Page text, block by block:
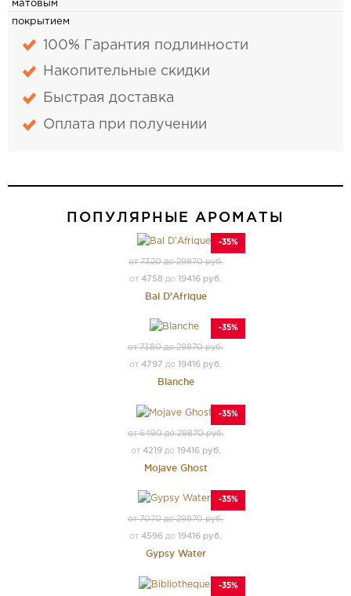
100% Гарантия подлинности
Накопительные скидки
Быстрая доставка
Оплата при получении
ПОПУЛЯРНЫЕ АРОМАТЫ
-35%
от 7320 до 29870 руб.
от 4758 до 19416 руб.
Bal D'Afrique
-35%
от 7380 до 29870 руб.
от 4797 до 19416 руб.
Blanche
-35%
от 6490 до 29870 руб.
от 4219до 19416 руб.
Mojave Ghost
-35%
от 7070 до 29870 руб.
от 4596 до 19416 руб.
Gypsy Water
-35%